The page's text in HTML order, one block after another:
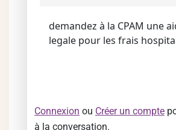
demandez à la CPAM une
legale pour les frais
Connexion ou Créer un compte
à la conversation.